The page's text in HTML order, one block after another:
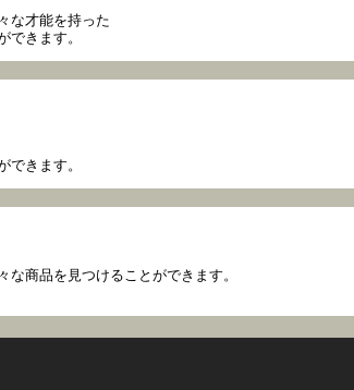
な才能を持った
できます。
できます。
商品を見つけることができます。